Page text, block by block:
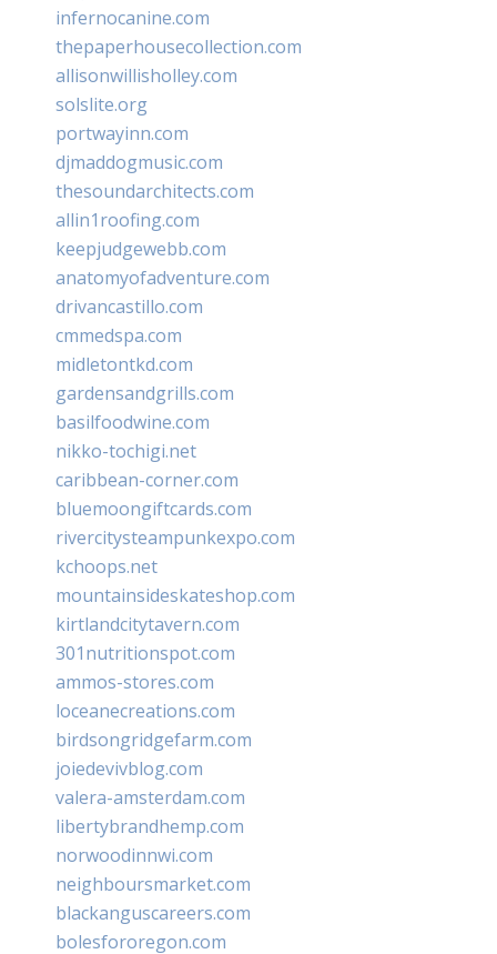
infernocanine.com
thepaperhousecollection.com
allisonwillisholley.com
solslite.org
portwayinn.com
djmaddogmusic.com
thesoundarchitects.com
allin1roofing.com
keepjudgewebb.com
anatomyofadventure.com
drivancastillo.com
cmmedspa.com
midletontkd.com
gardensandgrills.com
basilfoodwine.com
nikko-tochigi.net
caribbean-corner.com
bluemoongiftcards.com
rivercitysteampunkexpo.com
kchoops.net
mountainsideskateshop.com
kirtlandcitytavern.com
301nutritionspot.com
ammos-stores.com
loceanecreations.com
birdsongridgefarm.com
joiedevivblog.com
valera-amsterdam.com
libertybrandhemp.com
norwoodinnwi.com
neighboursmarket.com
blackanguscareers.com
bolesfororegon.com